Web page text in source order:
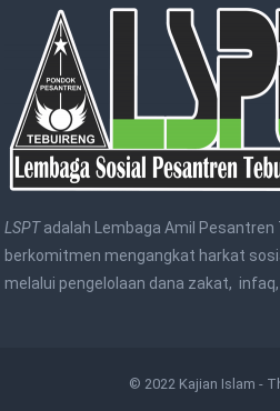
LSPTadalah Lembaga Amil Pesantren
berkomitmen mengangkat harkat
melalui pengelolaan dana zakat,
© 2022 Kajian Islam -